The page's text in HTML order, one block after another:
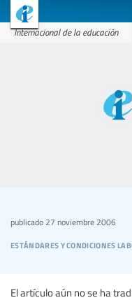
Internacional de la educación
estándares y condiciones
publicado 27 noviembre 2006
El artículo aún no se ha